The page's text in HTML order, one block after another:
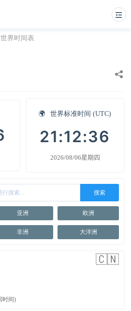
世界时间表
🌍 世界标准时间 (UTC)
21:12:37
2026/08/06星期四
搜索
亚洲 欧洲
非洲 大洋洲
🇨🇳
时间)